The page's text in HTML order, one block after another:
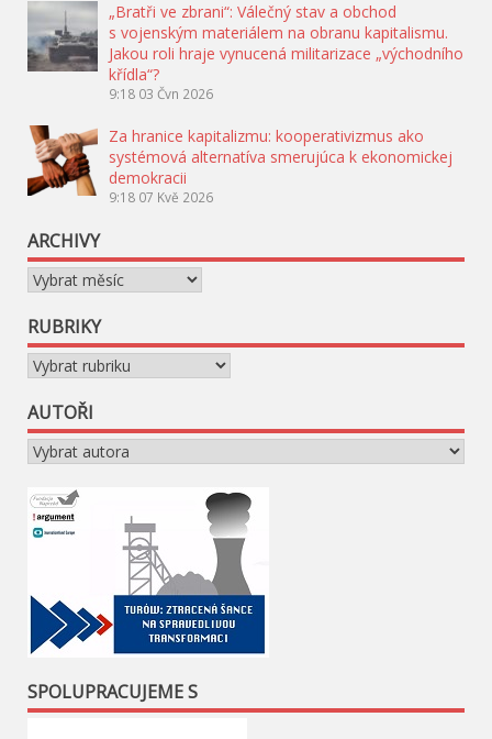
„Bratři ve zbrani“: Válečný stav a obchod
s vojenským materiálem na obranu kapitalismu.
Jakou roli hraje vynucená militarizace „východního
křídla“?
9:18 03 Čvn 2026
Za hranice kapitalizmu: kooperativizmus ako
systémová alternatíva smerujúca k ekonomickej
demokracii
9:18 07 Kvě 2026
ARCHIVY
Archivy
RUBRIKY
Rubriky
AUTOŘI
SPOLUPRACUJEME S